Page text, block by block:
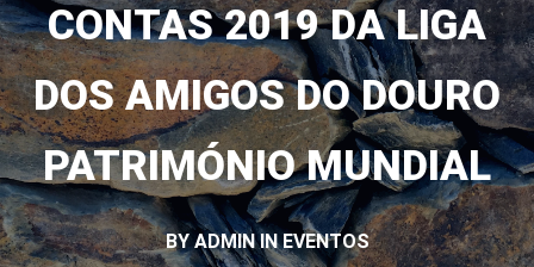
CONTAS 2019 DA LIGA
DOS AMIGOS DO DOURO
PATRIMÓNIO MUNDIAL
BY ADMIN INEVENTOS